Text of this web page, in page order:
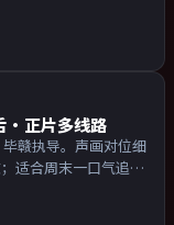
·正片多线路
赣执导。声画对位细
适合周末一口气追
适合喜欢强叙事与人